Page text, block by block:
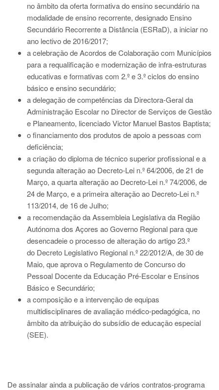
no âmbito da oferta formativa do ensino secundário na
modalidade de ensino recorrente, designado Ensino
Secundário Recorrente a Distância (ESRaD), a iniciar no
ano lectivo de 2016/2017;
a celebração de Acordos de Colaboração com Municípios
para a requalificação e modernização de infra-estruturas
educativas e formativas com 2.º e 3.º ciclos do ensino
básico e ensino secundário;
a delegação de competências da Directora-Geral da
Administração Escolar no Director de Serviços de Gestão
e Planeamento, licenciado Victor Manuel Bastos Baptista;
o financiamento dos produtos de apoio a pessoas com
deficiência;
a criação do diploma de técnico superior profissional e a
segunda alteração ao Decreto-Lei n.º 64/2006, de 21 de
Março, a quarta alteração ao Decreto-Lei n.º 74/2006, de
24 de Março, e a primeira alteração ao Decreto-Lei n.º
113/2014, de 16 de Julho;
a recomendação da Assembleia Legislativa da Região
Autónoma dos Açores ao Governo Regional para que
desencadeie o processo de alteração do artigo 23.º
do Decreto Legislativo Regional n.º 22/2012/A, de 30 de
Maio, que aprova o Regulamento de Concurso do
Pessoal Docente da Educação Pré-Escolar e Ensinos
Básico e Secundário;
a composição e a intervenção de equipas
multidisciplinares de avaliação médico-pedagógica, no
âmbito da atribuição do subsídio de educação especial
(SEE).
De assinalar ainda a publicação de vários contratos-programa